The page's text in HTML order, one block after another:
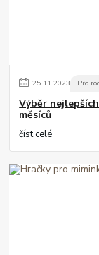
25.11.2023 Pro
Výběr
měsíců
číst celé